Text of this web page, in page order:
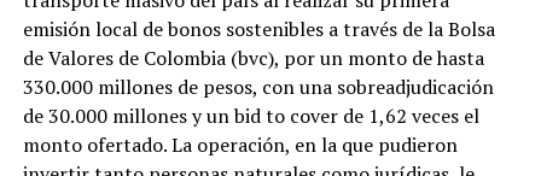
multipropósito bajo estándares internacionales,
mediante un modelo de financiación que combina
recursos públicos y privados.
Finalmente manifestaron que la EDU liderará la
estructuración del proyecto por su capacidad técnica y
emisión local de bonos sostenibles a través de la Bolsa
de Valores de Colombia (bvc), por un monto de hasta
330.000 millones de pesos, con una sobreadjudicación
de 30.000 millones y un bid to cover de 1,62 veces el
monto ofertado. La operación, en la que pudieron